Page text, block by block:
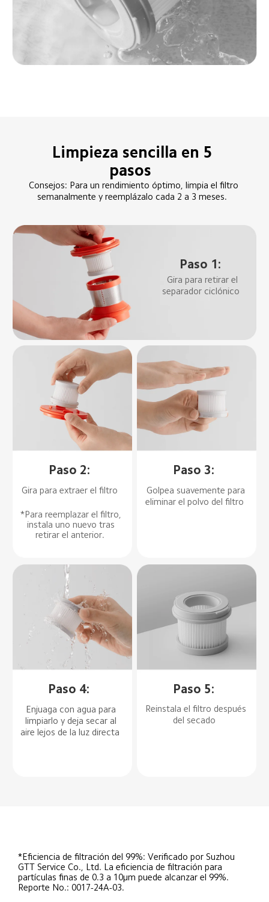
Limpieza sencilla en 5
pasos
Consejos: Para un rendimiento óptimo, limpia el filtro
semanalmente y reemplázalo cada 2 a 3 meses.
Paso 1:
Gira para retirar el
separador ciclónico
Paso 2:
Gira para extraer el filtro
*Para reemplazar el filtro,
instala uno nuevo tras
retirar el anterior.
Paso 3:
Golpea suavemente para
eliminar el polvo del filtro
Paso 4:
Enjuaga con agua para
limpiarlo y deja secar al
aire lejos de la luz directa
Paso 5:
Reinstala el filtro después
del secado
*Eficiencia de filtración del 99%: Verificado por Suzhou
GTT Service Co., Ltd. La eficiencia de filtración para
partículas finas de 0.3 a 10μm puede alcanzar el 99%.
Reporte No.: 0017-24A-03.